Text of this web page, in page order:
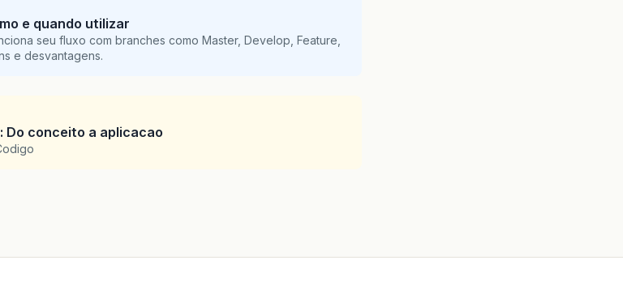
e quando utilizar
seu fluxo com branches como Master, Develop, Feature,
e desvantagens.
Do conceito a aplicacao